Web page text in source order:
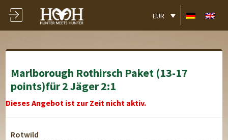
EUR
Marlborough Rothirsch Paket (13-17
points)für 2 Jäger 2:1
Dieses Angebot ist zur Zeit nicht aktiv.
Rotwild